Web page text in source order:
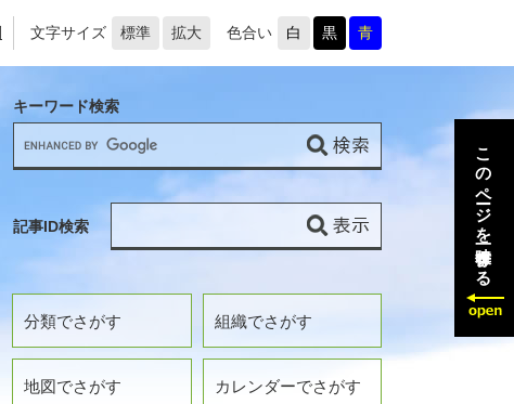
文字サイズ 標準 拡大 色合い 白 黒 青
分類でさがす 組織でさがす
地図でさがす カレンダーでさがす
キーワード検索
記事ID検索 このページを一時保存する